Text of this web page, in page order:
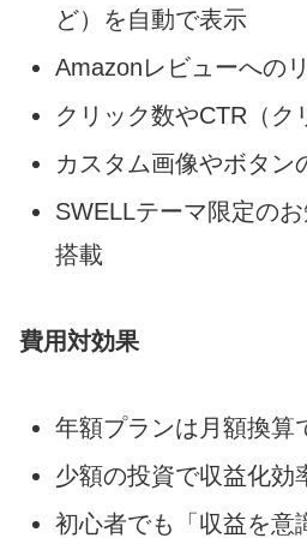
ど）を自動で表示
Amazonレビューへの
クリック数やCTR（ク
カスタム画像やボタン
SWELLテーマ限定の
搭載
費用対効果
年額プランは月額換算
少額の投資で収益化効
初心者でも「収益を意